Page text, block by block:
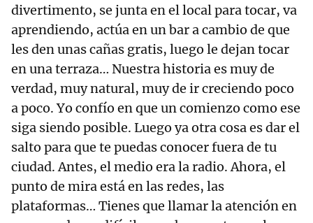
divertimento, se junta en el local para tocar, va
aprendiendo, actúa en un bar a cambio de que
les den unas cañas gratis, luego le dejan tocar
en una terraza… Nuestra historia es muy de
verdad, muy natural, muy de ir creciendo poco
a poco. Yo confío en que un comienzo como ese
siga siendo posible. Luego ya otra cosa es dar el
salto para que te puedas conocer fuera de tu
ciudad. Antes, el medio era la radio. Ahora, el
punto de mira está en las redes, las
plataformas… Tienes que llamar la atención en